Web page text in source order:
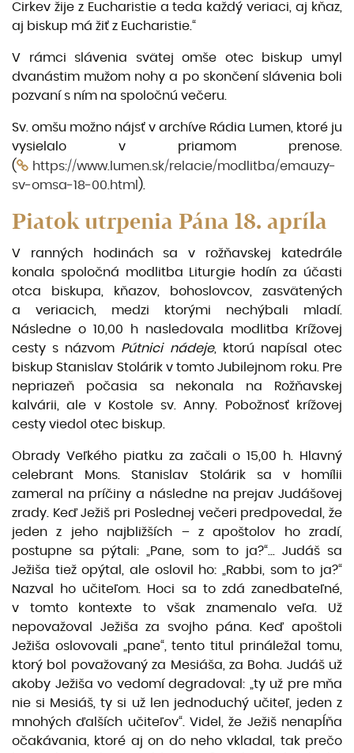
Cirkev žije z Eucharistie a teda každý veriaci, aj kňaz,
aj biskup má žiť z Eucharistie.“
V rámci slávenia svätej omše otec biskup umyl
dvanástim mužom nohy a po skončení slávenia boli
pozvaní s ním na spoločnú večeru.
Sv. omšu možno nájsť v archíve Rádia Lumen, ktoré ju
vysielalo v priamom prenose.
(
https://www.lumen.sk/relacie/modlitba/emauzy-
sv-omsa-18-00.html ).
Piatok utrpenia Pána 18. apríla
V ranných hodinách sa v rožňavskej katedrále
konala spoločná modlitba Liturgie hodín za účasti
otca biskupa, kňazov, bohoslovcov, zasvätených
a veriacich, medzi ktorými nechýbali mladí.
Následne o 10,00 h nasledovala modlitba Krížovej
cesty s názvom Pútnici nádeje, ktorú napísal otec
biskup Stanislav Stolárik v tomto Jubilejnom roku. Pre
nepriazeň počasia sa nekonala na Rožňavskej
kalvárii, ale v Kostole sv. Anny. Pobožnosť krížovej
cesty viedol otec biskup.
Obrady Veľkého piatku za začali o 15,00 h. Hlavný
celebrant Mons. Stanislav Stolárik sa v homílii
zameral na príčiny a následne na prejav Judášovej
zrady. Keď Ježiš pri Poslednej večeri predpovedal, že
jeden z jeho najbližších – z apoštolov ho zradí,
postupne sa pýtali: „Pane, som to ja?“... Judáš sa
Ježiša tiež opýtal, ale oslovil ho: „Rabbi, som to ja?“
Nazval ho učiteľom. Hoci sa to zdá zanedbateľné,
v tomto kontexte to však znamenalo veľa. Už
nepovažoval Ježiša za svojho pána. Keď apoštoli
Ježiša oslovovali „pane“, tento titul prináležal tomu,
ktorý bol považovaný za Mesiáša, za Boha. Judáš už
akoby Ježiša vo vedomí degradoval: „ty už pre mňa
nie si Mesiáš, ty si už len jednoduchý učiteľ, jeden z
mnohých ďalších učiteľov“. Videl, že Ježiš nenapĺňa
očakávania, ktoré aj on do neho vkladal, tak prečo